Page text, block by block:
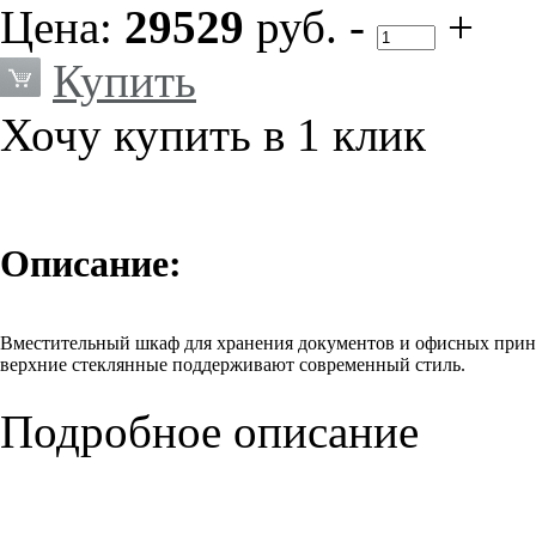
Цена: 29529 руб. -
+
Купить
Хочу купить в 1 клик
Описание:
Вместительный шкаф для хранения документов и офисных
верхние стеклянные поддерживают современный стиль.
Подробное описание